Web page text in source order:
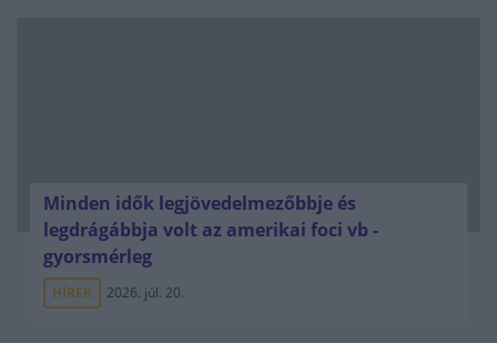
Minden idők legjövedelmezőbbje és
legdrágábbja volt az amerikai foci vb -
gyorsmérleg
HÍREK 2026. júl. 20.